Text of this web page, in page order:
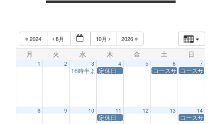
2024 8月 10月 2026
月 火 水 木 金 土 日
1 2 3
16時半より営業4:30 AM
4
定休日
5 6
コースサービス休業
7
コースサービ
8 9 10 11
定休日
12 13 14
コースサービ